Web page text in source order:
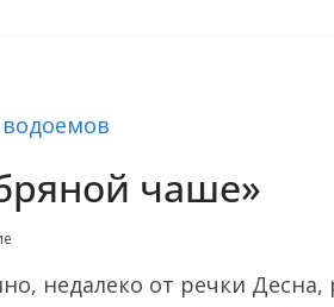
чаше»
недалеко от речки